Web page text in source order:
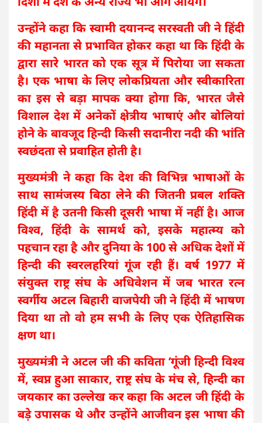
उन्होंने कहा कि स्वामी दयानन्द सरस्वती जी ने हिंदी
की महानता से प्रभावित होकर कहा था कि हिंदी के
द्वारा सारे भारत को एक सूत्र में पिरोया जा सकता
है। एक भाषा के लिए लोकप्रियता और स्वीकारिता
का इस से बड़ा मापक क्या होगा कि, भारत जैसे
विशाल देश में अनेकों क्षेत्रीय भाषाएं और बोलियां
होने के बावजूद हिन्दी किसी सदानीरा नदी की भांति
स्वछंदता से प्रवाहित होती है।
मुख्यमंत्री ने कहा कि देश की विभिन्न भाषाओं के
साथ सामंजस्य बिठा लेने की जितनी प्रबल शक्ति
हिंदी में है उतनी किसी दूसरी भाषा में नहीं है। आज
विश्व, हिंदी के सामर्थ को, इसके महात्म्य को
पहचान रहा है और दुनिया के 100 से अधिक देशों में
हिन्दी की स्वरलहरियां गूंज रही हैं। वर्ष 1977 में
संयुक्त राष्ट्र संघ के अधिवेशन में जब भारत रत्न
स्वर्गीय अटल बिहारी वाजपेयी जी ने हिंदी में भाषण
दिया था तो वो हम सभी के लिए एक ऐतिहासिक
क्षण था।
मुख्यमंत्री ने अटल जी की कविता ‘गूंजी हिन्दी विश्व
में, स्वप्न हुआ साकार, राष्ट्र संघ के मंच से, हिन्दी का
जयकार का उल्लेख कर कहा कि अटल जी हिंदी के
बड़े उपासक थे और उन्होंने आजीवन इस भाषा की